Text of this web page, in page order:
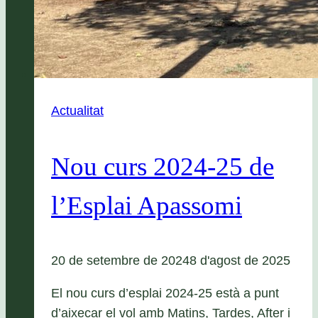
Actualitat
Nou curs 2024-25 de
l’Esplai Apassomi
20 de setembre de 20248 d'agost de 2025
El nou curs d’esplai 2024-25 està a punt
d’aixecar el vol amb Matins, Tardes, After i